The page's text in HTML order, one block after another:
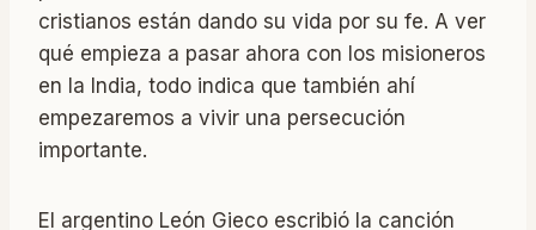
cristianos están dando su vida por su fe. A ver
qué empieza a pasar ahora con los misioneros
en la India, todo indica que también ahí
empezaremos a vivir una persecución
importante.
El argentino León Gieco escribió la canción